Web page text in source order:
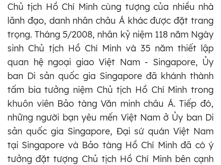
Chủ tịch Hồ Chí Minh cùng tượng của nhiều nhà
lãnh đạo, danh nhân châu Á khác được đặt trang
trọng. Tháng 5/2008, nhân kỷ niệm 118 năm Ngày
sinh Chủ tịch Hồ Chí Minh và 35 năm thiết lập
quan hệ ngoại giao Việt Nam - Singapore, Ủy
ban Di sản quốc gia Singapore đã khánh thành
tấm bia tưởng niệm Chủ tịch Hồ Chí Minh trong
khuôn viên Bảo tàng Văn minh châu Á. Tiếp đó,
những người bạn yêu mến Việt Nam ở Ủy ban Di
sản quốc gia Singapore, Đại sứ quán Việt Nam
tại Singapore và Bảo tàng Hồ Chí Minh đã có ý
tưởng đặt tượng Chủ tịch Hồ Chí Minh bên cạnh